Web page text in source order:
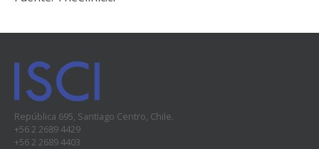
República 695, Santiago Centro, Chile.
+56 2 2689 4429
+56 2 2689 4403